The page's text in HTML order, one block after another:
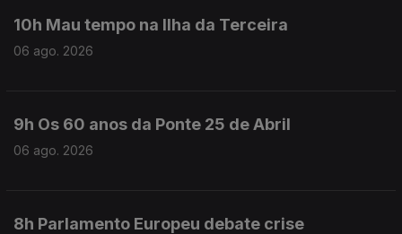
10h Mau tempo na Ilha da Terceira
06 ago. 2026
9h Os 60 anos da Ponte 25 de Abril
06 ago. 2026
8h Parlamento Europeu debate crise